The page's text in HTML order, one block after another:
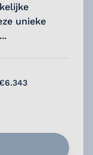
unieke